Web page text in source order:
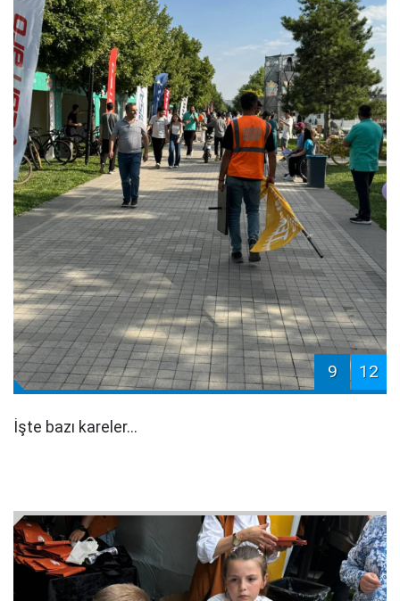
9 12
İşte bazı kareler...